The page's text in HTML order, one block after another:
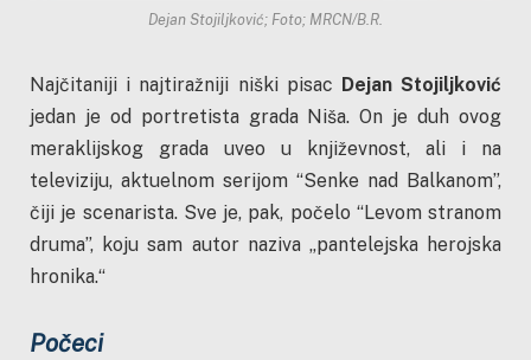
Dejan Stojiljković; Foto; MRCN/B.R.
Najčitaniji i najtiražniji niški pisac Dejan Stojiljković
jedan je od portretista grada Niša. On je duh ovog
meraklijskog grada uveo u književnost, ali i na
televiziju, aktuelnom serijom “Senke nad Balkanom”,
čiji je scenarista. Sve je, pak, počelo “Levom stranom
druma”, koju sam autor naziva „pantelejska herojska
hronika.“
Počeci